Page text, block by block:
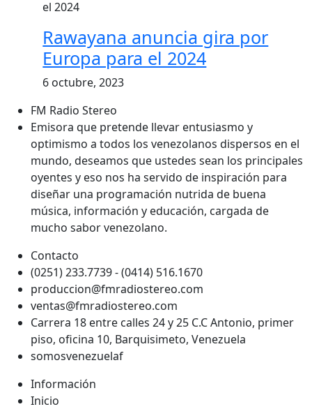
Rawayana anuncia gira por
Europa para el 2024
6 octubre, 2023
FM Radio Stereo
Emisora que pretende llevar entusiasmo y
optimismo a todos los venezolanos dispersos en el
mundo, deseamos que ustedes sean los principales
oyentes y eso nos ha servido de inspiración para
diseñar una programación nutrida de buena
música, información y educación, cargada de
mucho sabor venezolano.
Contacto
(0251) 233.7739 - (0414) 516.1670
produccion@fmradiostereo.com
ventas@fmradiostereo.com
Carrera 18 entre calles 24 y 25 C.C Antonio, primer
piso, oficina 10, Barquisimeto, Venezuela
somosvenezuelaf
Información
Inicio